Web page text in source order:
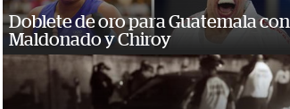
Doblete de oro para Guatemala con
Maldonado y Chiroy